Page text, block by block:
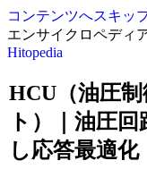
コンテンツへスキッ
エンサイクロペディ
Hitopedia
HCU（油圧
ト）｜油圧
し応答最適化